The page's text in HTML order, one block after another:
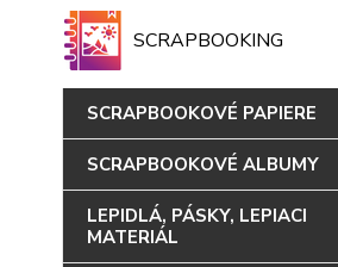
SCRAPBOOKING
SCRAPBOOKOVÉ PAPIERE
SCRAPBOOKOVÉ ALBUMY
LEPIDLÁ, PÁSKY, LEPIACI
MATERIÁL